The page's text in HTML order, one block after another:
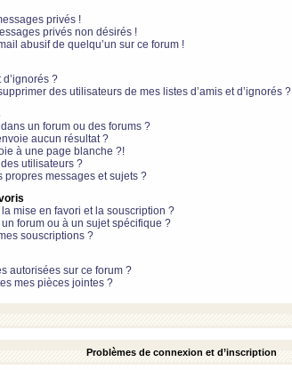
privés !
privés non désirés !
abusif de quelqu’un sur ce forum !
d’ignorés ?
des utilisateurs de mes listes d’amis et d’ignorés ?
un forum ou des forums ?
aucun résultat ?
à une page blanche ?!
utilisateurs ?
propres messages et sujets ?
mise en favori et la souscription ?
forum ou à un sujet spécifique ?
souscriptions ?
autorisées sur ce forum ?
mes pièces jointes ?
Problèmes de connexion et d’inscription